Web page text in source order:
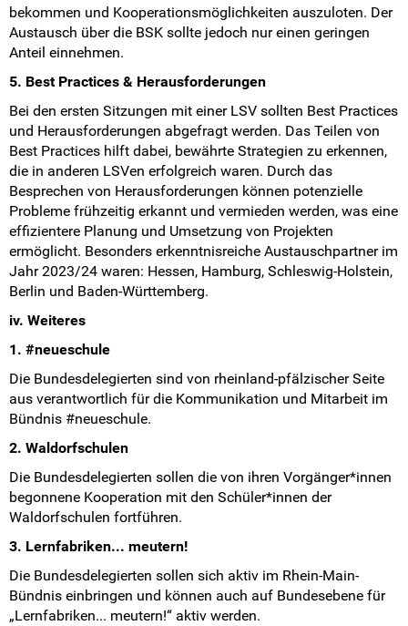
bekommen und Kooperationsmöglichkeiten auszuloten. Der
Austausch über die BSK sollte jedoch nur einen geringen
Anteil einnehmen.
5. Best Practices & Herausforderungen
Bei den ersten Sitzungen mit einer LSV sollten Best Practices
und Herausforderungen abgefragt werden. Das Teilen von
Best Practices hilft dabei, bewährte Strategien zu erkennen,
die in anderen LSVen erfolgreich waren. Durch das
Besprechen von Herausforderungen können potenzielle
Probleme frühzeitig erkannt und vermieden werden, was eine
effizientere Planung und Umsetzung von Projekten
ermöglicht. Besonders erkenntnisreiche Austauschpartner im
Jahr 2023/24 waren: Hessen, Hamburg, Schleswig-Holstein,
Berlin und Baden-Württemberg.
iv. Weiteres
1. #neueschule
Die Bundesdelegierten sind von rheinland-pfälzischer Seite
aus verantwortlich für die Kommunikation und Mitarbeit im
Bündnis #neueschule.
2. Waldorfschulen
Die Bundesdelegierten sollen die von ihren Vorgänger*innen
begonnene Kooperation mit den Schüler*innen der
Waldorfschulen fortführen.
3. Lernfabriken... meutern!
Die Bundesdelegierten sollen sich aktiv im Rhein-Main-
Bündnis einbringen und können auch auf Bundesebene für
„Lernfabriken... meutern!“ aktiv werden.